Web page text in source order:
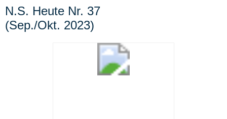
N.S. Heute Nr. 37
(Sep./Okt. 2023)